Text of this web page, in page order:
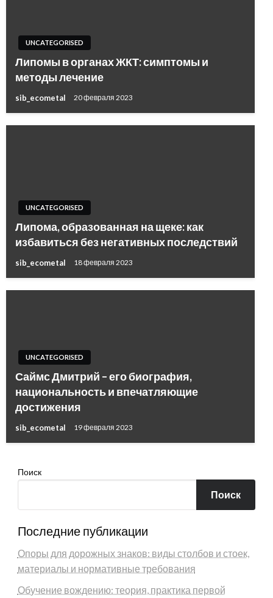
UNCATEGORISED
Липомы в органах ЖКТ: симптомы и
методы лечение
sib_ecometal 20 февраля 2023
UNCATEGORISED
Липома, образованная на щеке: как
избавиться без негативных последствий
sib_ecometal 18 февраля 2023
UNCATEGORISED
Саймс Дмитрий – его биография,
национальность и впечатляющие
достижения
sib_ecometal 19 февраля 2023
Поиск
Поиск
Последние публикации
Опоры для дорожных знаков: виды столбов и стоек,
материалы и нормативные требования
Обучение вождению: теория, практика первой